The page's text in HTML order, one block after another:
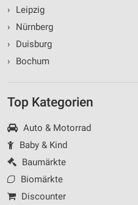
›
Leipzig
›
Nürnberg
›
Duisburg
›
Bochum
Top Kategorien
Auto & Motorrad
Baby & Kind
Baumärkte
Biomärkte
Discounter